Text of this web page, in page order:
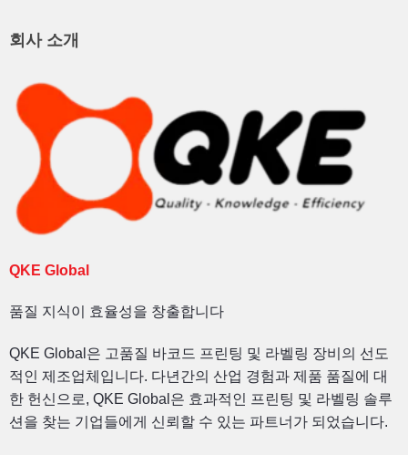
회사 소개
QKE Global
품질 지식이 효율성을 창출합니다
QKE Global은 고품질 바코드 프린팅 및 라벨링 장비의 선도
적인 제조업체입니다. 다년간의 산업 경험과 제품 품질에 대
한 헌신으로, QKE Global은 효과적인 프린팅 및 라벨링 솔루
션을 찾는 기업들에게 신뢰할 수 있는 파트너가 되었습니다.